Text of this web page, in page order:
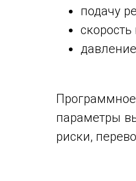
подачу
параметры
риски,